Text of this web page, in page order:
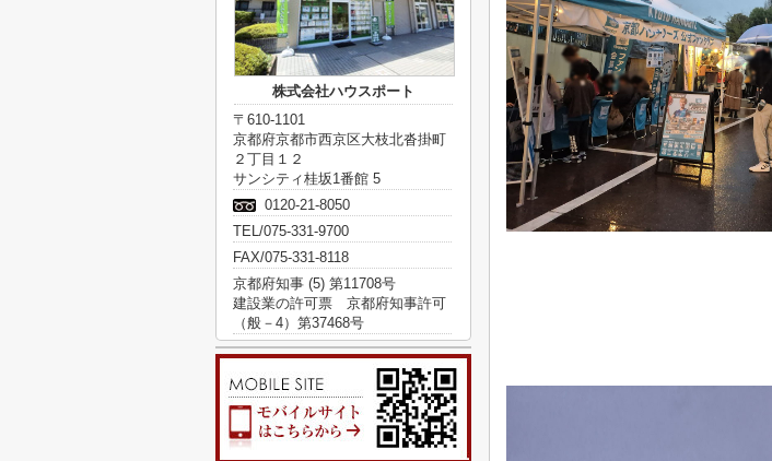
株式会社ハウスポート
〒610-1101
京都府京都市西京区大枝北沓掛町
２丁目１２
サンシティ桂坂1番館 5
0120-21-8050
TEL/075-331-9700
FAX/075-331-8118
京都府知事 (5) 第11708号
建設業の許可票 京都府知事許可
（般－4）第37468号